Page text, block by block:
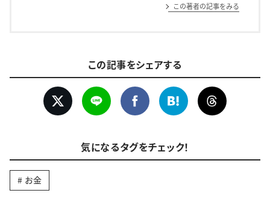
この著者の記事をみる
この記事をシェアする
気になるタグをチェック！
お金